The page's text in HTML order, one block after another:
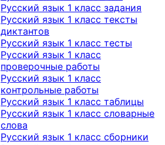
Русский язык 1 класс задания
Русский язык 1 класс тексты
диктантов
Русский язык 1 класс тесты
Русский язык 1 класс
проверочные работы
Русский язык 1 класс
контрольные работы
Русский язык 1 класс таблицы
Русский язык 1 класс словарные
слова
Русский язык 1 класс сборники